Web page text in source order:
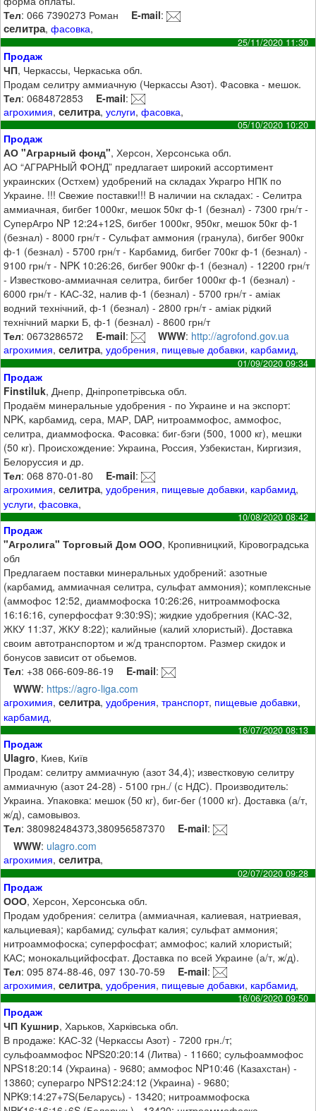
Тел: 066 7390273 Роман E-mail:
селитра,фасовка,
25/11/2020 11:30
Продаж
ЧП, Черкассы, Черкаська обл.
Продам селитру аммиачную (Черкассы Азот). Фасовка - мешок.
Тел: 0684872853 E-mail:
агрохимия,селитра,услуги,фасовка,
05/10/2020 10:20
Продаж
АО "Аграрный фонд", Херсон, Херсонська обл.
АО “АГРАРНЫЙ ФОНД” предлагает широкий ассортимент
украинских (Остхем) удобрений на складах Украгро НПК по
Украине. !!! Свежие поставки!!! В наличии на складах: - Селитра
аммиачная, бигбег 1000кг, мешок 50кг ф-1 (безнал) - 7300 грн/т -
СуперАгро NP 12:24+12S, бигбег 1000кг, 950кг, мешок 50кг ф-1
(безнал) - 8000 грн/т - Сульфат аммония (гранула), бигбег 900кг
ф-1 (безнал) - 5700 грн/т - Карбамид, бигбег 700кг ф-1 (безнал) -
9100 грн/т - NPK 10:26:26, бигбег 900кг ф-1 (безнал) - 12200 грн/т
- Известково-аммиачная селитра, бигбег 1000кг ф-1 (безнал) -
6000 грн/т - КАС-32, налив ф-1 (безнал) - 5700 грн/т - аміак
водний технічний, ф-1 (безнал) - 2800 грн/т - аміак рідкий
технічний марки Б, ф-1 (безнал) - 8600 грн/т
Тел: 0673286572 E-mail: WWW: http://agrofond.gov.ua
агрохимия,селитра,удобрения, пищевые добавки, карбамид,
01/09/2020 09:34
Продаж
Finstiluk, Днепр, Дніпропетрівська обл.
Продаём минеральные удобрения - по Украине и на экспорт:
NPK, карбамид, сера, МАР, DAP, нитроаммофос, аммофос,
селитра, диаммофоска. Фасовка: биг-бэги (500, 1000 кг), мешки
(50 кг). Происхождение: Украина, Россия, Узбекистан, Киргизия,
Белоруссия и др.
Тел: 068 870-01-80 E-mail:
агрохимия,селитра,удобрения, пищевые добавки, карбамид,
услуги,фасовка,
10/08/2020 08:42
Продаж
"Агролига" Торговый Дом ООО, Кропивницкий, Кіровоградська
обл
Предлагаем поставки минеральных удобрений: азотные
(карбамид, аммиачная селитра, сульфат аммония); комплексные
(аммофос 12:52, диаммофоска 10:26:26, нитроаммофоска
16:16:16, суперфосфат 9:30:9S); жидкие удобрегния (КАС-32,
ЖКУ 11:37, ЖКУ 8:22); калийные (калий хлористый). Доставка
своим автотранспортом и ж/д транспортом. Размер скидок и
бонусов зависит от обьемов.
Тел: +38 066-609-86-19 E-mail:
WWW: https://agro-liga.com
агрохимия,селитра,удобрения,транспорт, пищевые добавки,
карбамид,
16/07/2020 08:13
Продаж
Ulagro, Киев, Київ
Продам: селитру аммиачную (азот 34,4); известковую селитру
аммиачную (азот 24-28) - 5100 грн./ (с НДС). Производитель:
Украина. Упаковка: мешок (50 кг), биг-бег (1000 кг). Доставка (а/т,
ж/д), самовывоз.
Тел: 380982484373,380956587370 E-mail:
WWW: ulagro.com
агрохимия,селитра,
02/07/2020 09:28
Продаж
ООО, Херсон, Херсонська обл.
Продам удобрения: селитра (аммиачная, калиевая, натриевая,
кальциевая); карбамид; сульфат калия; сульфат аммония;
нитроаммофоска; суперфосфат; аммофос; калий хлористый;
КАС; монокальцийфосфат. Доставка по всей Украине (а/т, ж/д).
Тел: 095 874-88-46, 097 130-70-59 E-mail:
агрохимия,селитра,удобрения, пищевые добавки, карбамид,
16/06/2020 09:50
Продаж
ЧП Кушнир, Харьков, Харківська обл.
В продаже: КАС-32 (Черкассы Азот) - 7200 грн./т;
сульфоаммофос NPS20:20:14 (Литва) - 11660; сульфоаммофос
NPS18:20:14 (Украина) - 9680; аммофос NP10:46 (Казахстан) -
13860; суперагро NPS12:24:12 (Украина) - 9680;
NPK9:14:27+7S(Беларусь) - 13420; нитроаммофоска